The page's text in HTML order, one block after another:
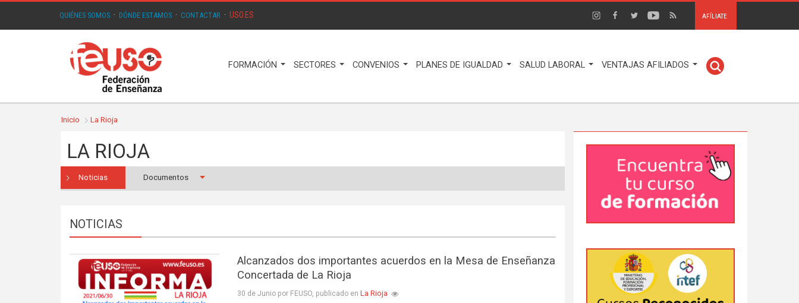
QUIÉNES SOMOS · DÓNDE ESTAMOS · CONTACTAR · USO.ES AFÍLIATE
FORMACIÓN SECTORES CONVENIOS PLANES DE IGUALDAD SALUD LABORAL VENTAJAS AFILIADOS
Inicio La Rioja
LA RIOJA
Noticias Documentos
NOTICIAS
Alcanzados dos importantes acuerdos en la Mesa de Enseñanza
Concertada de La Rioja
30 de Junio por FEUSO, publicado en La Rioja